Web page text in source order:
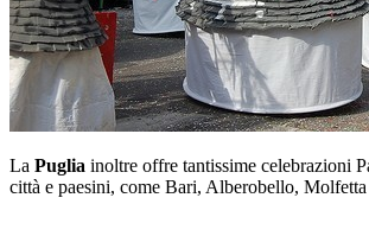
La Puglia inoltre offre tantissime celebrazioni
città e paesini, come Bari, Alberobello, Molfetta